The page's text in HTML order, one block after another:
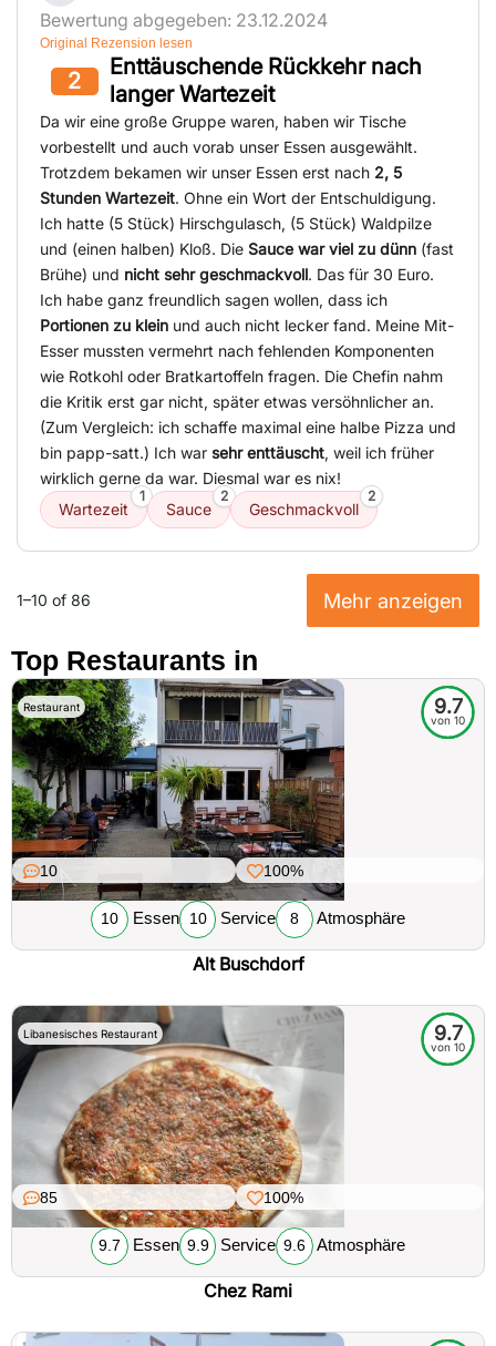
Bewertung abgegeben: 23.12.2024
Original Rezension lesen
2
Enttäuschende Rückkehr nach
langer Wartezeit
Da wir eine große Gruppe waren, haben wir Tische
vorbestellt und auch vorab unser Essen ausgewählt.
Trotzdem bekamen wir unser Essen erst nach 2, 5
Stunden Wartezeit. Ohne ein Wort der Entschuldigung.
Ich hatte (5 Stück) Hirschgulasch, (5 Stück) Waldpilze
und (einen halben) Kloß. Die Sauce war viel zu dünn (fast
Brühe) und nicht sehr geschmackvoll. Das für 30 Euro.
Ich habe ganz freundlich sagen wollen, dass ich
Portionen zu klein und auch nicht lecker fand. Meine Mit-
Esser mussten vermehrt nach fehlenden Komponenten
wie Rotkohl oder Bratkartoffeln fragen. Die Chefin nahm
die Kritik erst gar nicht, später etwas versöhnlicher an.
(Zum Vergleich: ich schaffe maximal eine halbe Pizza und
bin papp-satt.) Ich war sehr enttäuscht, weil ich früher
wirklich gerne da war. Diesmal war es nix!
Wartezeit
1
Sauce
2
Geschmackvoll
2
1–10 of 86 Mehr anzeigen
Top Restaurants in
Restaurant 9.7
von 10
10 100%
10 Essen 10 Service 8 Atmosphäre
Alt Buschdorf
Libanesisches Restaurant 9.7
von 10
85 100%
9.7 Essen 9.9 Service 9.6 Atmosphäre
Chez Rami